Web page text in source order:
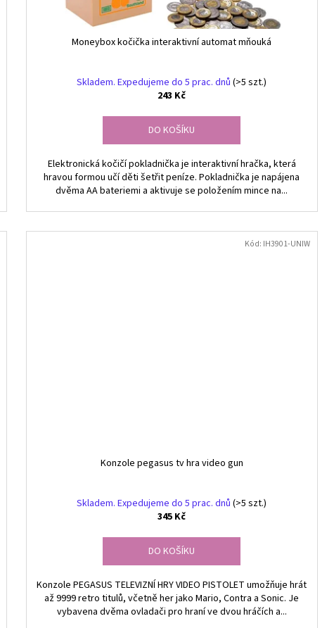
Moneybox kočička interaktivní automat mňouká
Skladem. Expedujeme do 5 prac. dnů(>5 szt.)
243 Kč
DO KOŠÍKU
Elektronická kočičí pokladnička je interaktivní hračka, která
hravou formou učí děti šetřit peníze. Pokladnička je napájena
dvěma AA bateriemi a aktivuje se položením mince na...
Konzole pegasus tv hra video gun
Skladem. Expedujeme do 5 prac. dnů(>5 szt.)
345 Kč
DO KOŠÍKU
Konzole PEGASUS TELEVIZNÍ HRY VIDEO PISTOLET umožňuje hrát
až 9999 retro titulů, včetně her jako Mario, Contra a Sonic. Je
vybavena dvěma ovladači pro hraní ve dvou hráčích a...
Kód: IH3901-UNIW